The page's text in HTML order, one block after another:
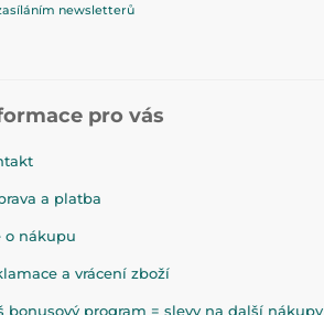
newsletterů
pro vás
a platba
o nákupu
a vrácení zboží
bonusový program = slevy na další nákupy